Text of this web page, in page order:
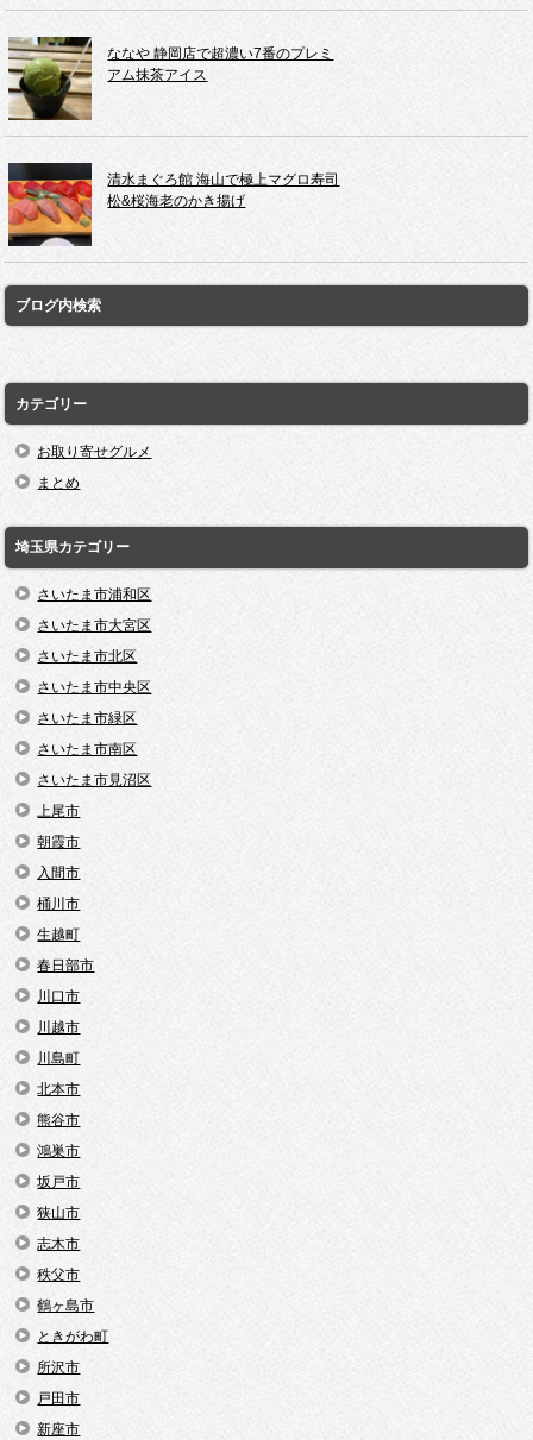
ななや 静岡店で超濃い7番のプレミ
アム抹茶アイス
清水まぐろ館 海山で極上マグロ寿司
松&桜海老のかき揚げ
ブログ内検索
カテゴリー
お取り寄せグルメ
まとめ
埼玉県カテゴリー
さいたま市浦和区
さいたま市大宮区
さいたま市北区
さいたま市中央区
さいたま市緑区
さいたま市南区
さいたま市見沼区
上尾市
朝霞市
入間市
桶川市
生越町
春日部市
川口市
川越市
川島町
北本市
熊谷市
鴻巣市
坂戸市
狭山市
志木市
秩父市
鶴ヶ島市
ときがわ町
所沢市
戸田市
新座市